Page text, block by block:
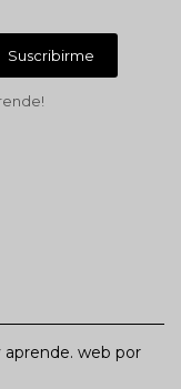
aprende. web por